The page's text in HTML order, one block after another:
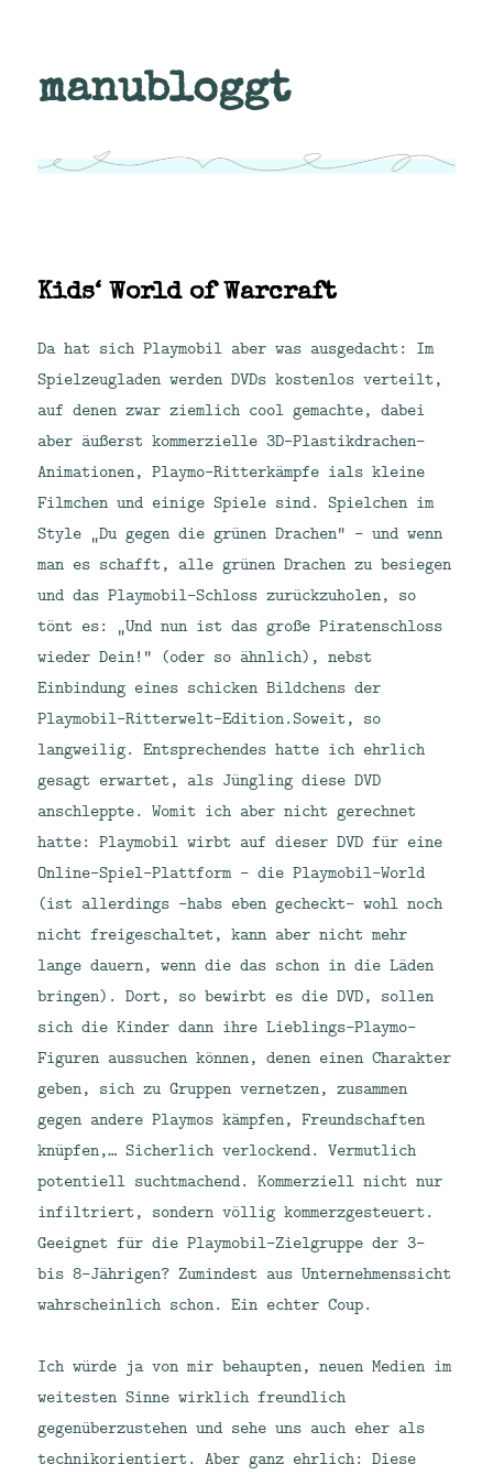
manubloggt
Kids‘ World of Warcraft
Da hat sich Playmobil aber was ausgedacht: Im
Spielzeugladen werden DVDs kostenlos verteilt,
auf denen zwar ziemlich cool gemachte, dabei
aber äußerst kommerzielle 3D-Plastikdrachen-
Animationen, Playmo-Ritterkämpfe ials kleine
Filmchen und einige Spiele sind. Spielchen im
Style „Du gegen die grünen Drachen“ – und wenn
man es schafft, alle grünen Drachen zu besiegen
und das Playmobil-Schloss zurückzuholen, so
tönt es: „Und nun ist das große Piratenschloss
wieder Dein!“ (oder so ähnlich), nebst
Einbindung eines schicken Bildchens der
Playmobil-Ritterwelt-Edition.Soweit, so
langweilig. Entsprechendes hatte ich ehrlich
gesagt erwartet, als Jüngling diese DVD
anschleppte. Womit ich aber nicht gerechnet
hatte: Playmobil wirbt auf dieser DVD für eine
Online-Spiel-Plattform – die Playmobil-World
(ist allerdings -habs eben gecheckt- wohl noch
nicht freigeschaltet, kann aber nicht mehr
lange dauern, wenn die das schon in die Läden
bringen). Dort, so bewirbt es die DVD, sollen
sich die Kinder dann ihre Lieblings-Playmo-
Figuren aussuchen können, denen einen Charakter
geben, sich zu Gruppen vernetzen, zusammen
gegen andere Playmos kämpfen, Freundschaften
knüpfen,… Sicherlich verlockend. Vermutlich
potentiell suchtmachend. Kommerziell nicht nur
infiltriert, sondern völlig kommerzgesteuert.
Geeignet für die Playmobil-Zielgruppe der 3-
bis 8-Jährigen? Zumindest aus Unternehmenssicht
wahrscheinlich schon. Ein echter Coup.
Ich würde ja von mir behaupten, neuen Medien im
weitesten Sinne wirklich freundlich
gegenüberzustehen und sehe uns auch eher als
technikorientiert. Aber ganz ehrlich: Diese